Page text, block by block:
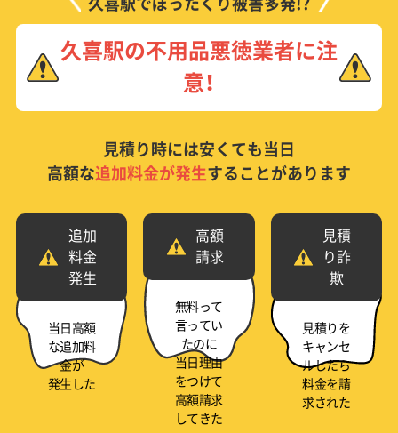
久喜駅の不用品悪徳業者に注
意！
見積り時には安くても当日
高額な追加料金が発生することがあります
追加
料金
発生
当日高額
な追加料
金が
発生した
高額
請求
無料って
言ってい
たのに
当日理由
をつけて
高額請求
してきた
見積
り詐
欺
見積りを
キャンセ
ルしたら
料金を請
求された